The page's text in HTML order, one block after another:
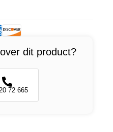
dit product?
72 665